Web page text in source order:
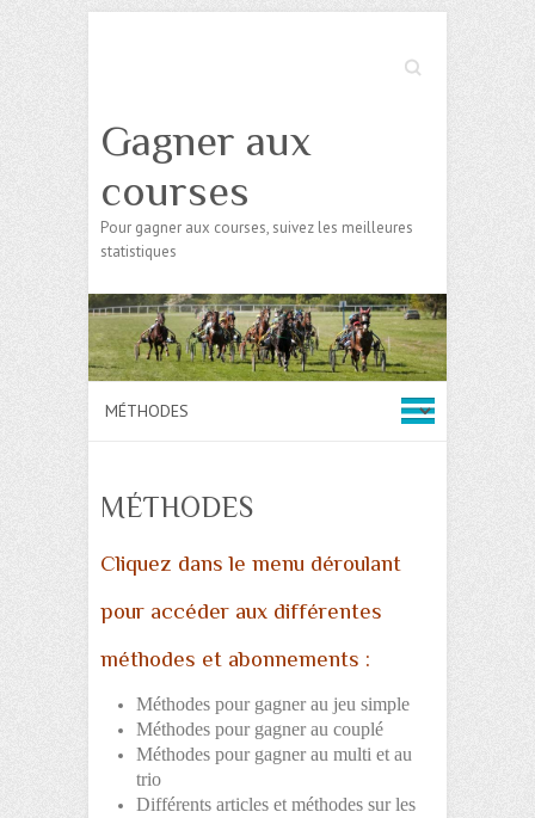
Search
Gagner aux
courses
Pour gagner aux courses, suivez les meilleures
statistiques
MÉTHODES
Cliquez dans le menu déroulant
pour accéder aux différentes
méthodes et abonnements :
Méthodes pour gagner au jeu simple
Méthodes pour gagner au couplé
Méthodes pour gagner au multi et au
trio
Différents articles et méthodes sur les